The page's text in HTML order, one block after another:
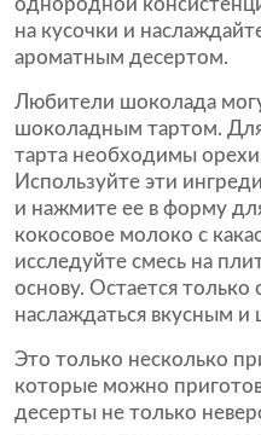
однородной
на кусочки и
ароматным десертом.
Любители шоколада
шоколадным тартом.
тарта необходимы
Используйте эти
и нажмите ее в форму
кокосовое молоко с
исследуйте смесь на
основу. Остается только
наслаждаться вкусным
Это только несколько
которые можно
десерты не только